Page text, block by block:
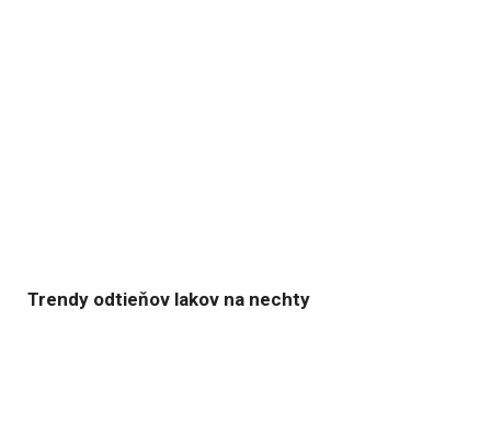
Trendy odtieňov lakov na nechty